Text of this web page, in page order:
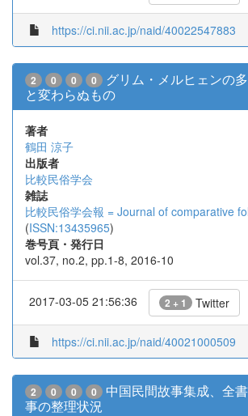
https://ci.nii.ac.jp/naid/40022547883
2 0 0 0
グリム・メルヒェンの
と変わらぬもの
著者
鶴田 涼子
出版者
比較民俗学会
雑誌
比較民俗学会報 = Journal of comparative
(ISSN:13435965)
巻号頁・発行日
vol.37, no.2, pp.1-8, 2016-10
2017-03-05 21:56:36 2 + 1 Twitter
https://ci.nii.ac.jp/naid/40021000509
2 0 0 0
中国民間故事集成、全
事の整理状況